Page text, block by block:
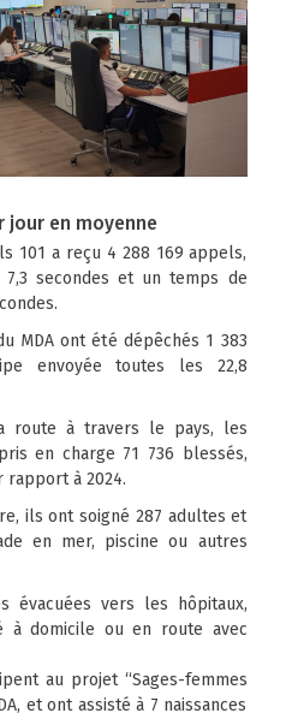
jour en moyenne
101 a reçu 4 288 169 appels,
secondes et un temps de
MDA ont été dépêchés 1 383
envoyée toutes les 22,8
route à travers le pays, les
en charge 71 736 blessés,
rapport à 2024.
ils ont soigné 287 adultes et
en mer, piscine ou autres
évacuées vers les hôpitaux,
à domicile ou en route avec
au projet “Sages-femmes
et ont assisté à 7 naissances